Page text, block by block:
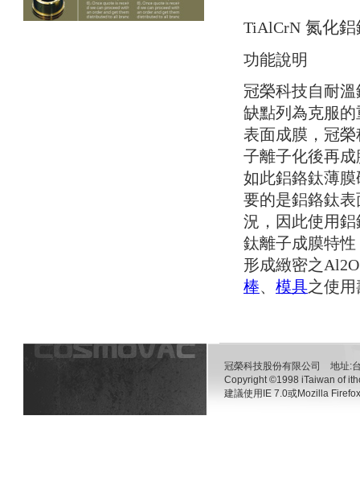
TiAlCrN 氮化鋁
功能說明
冠榮科技自耐
缺點列為克服
表面成膜，冠
子離子化後再
如此鋁鉻鈦薄
要的是鋁鉻鈦
況，因此使用
鈦離子成膜特
形成緻密之
棒、 模具之使
冠榮科技股份有限公司 地址:
Copyright ©1998 iTaiwan of
建議使用IE 7.0或Mozilla